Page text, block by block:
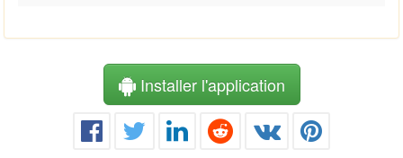
Installer l'application